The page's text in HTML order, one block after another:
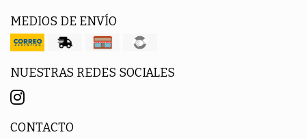
MEDIOS DE ENVÍO
NUESTRAS REDES SOCIALES
CONTACTO